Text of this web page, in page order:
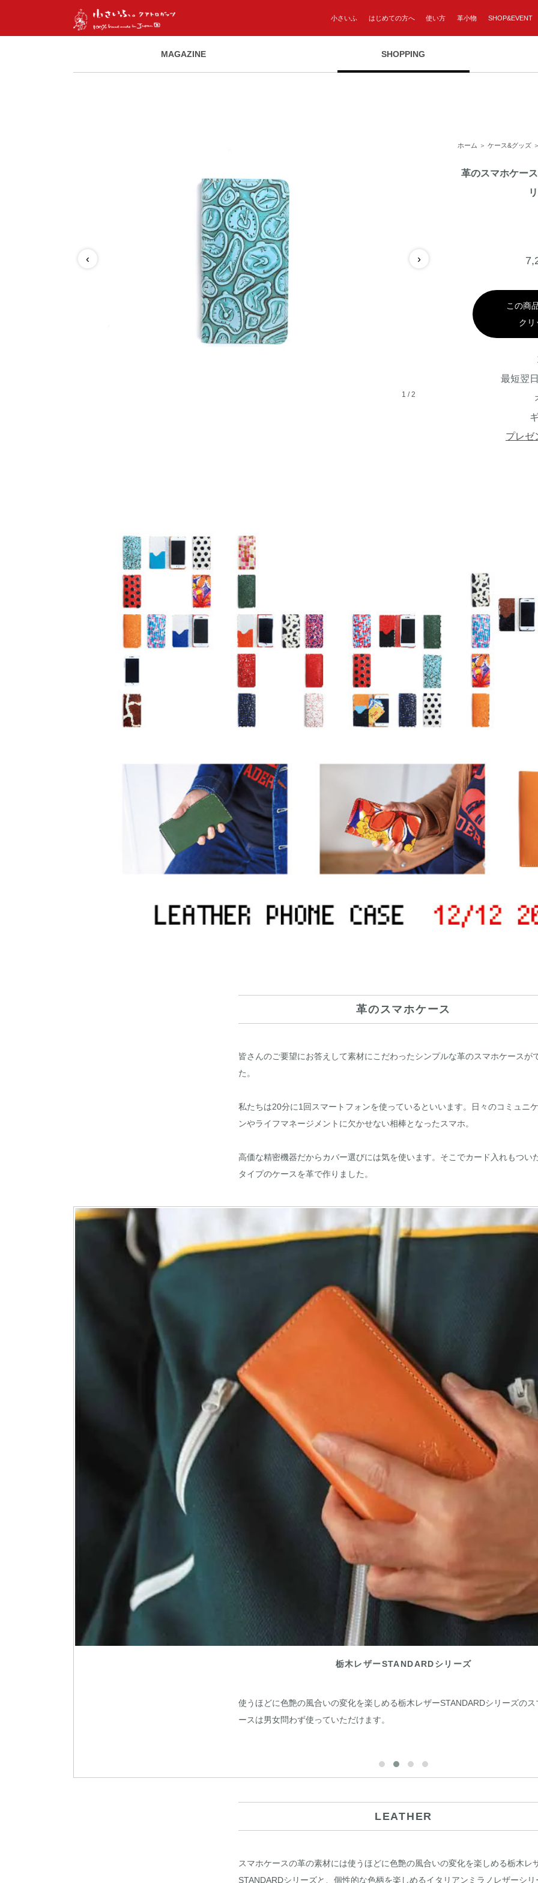
小さいふ はじめての方へ 使い方 革小物 SHOP&EVENT
MAGAZINE SHOPPING
‹ ›
1 /2
ホーム ＞ ケース&グッズ
革のスマホケー
この商
クリ
最短翌
プレゼ
革のスマホケース
皆さんのご要望にお答えして素材にこだわったシンプルな革のスマホケースが
た。
私たちは20分に1回スマートフォンを使っているといいます。日々のコミュニ
ンやライフマネージメントに欠かせない相棒となったスマホ。
高価な精密機器だからカバー選びには気を使います。そこでカード入れもつい
タイプのケースを革で作りました。
栃木レザーSTANDARDシリーズ
使うほどに色艶の風合いの変化を楽しめる栃木レザーSTANDARDシリーズのス
ースは男女問わず使っていただけます。
LEATHER
スマホケースの革の素材には使うほどに色艶の風合いの変化を楽しめる栃木レ
STANDARDシリーズと、個性的な色柄を楽しめるイタリアンミラノレザーシリ